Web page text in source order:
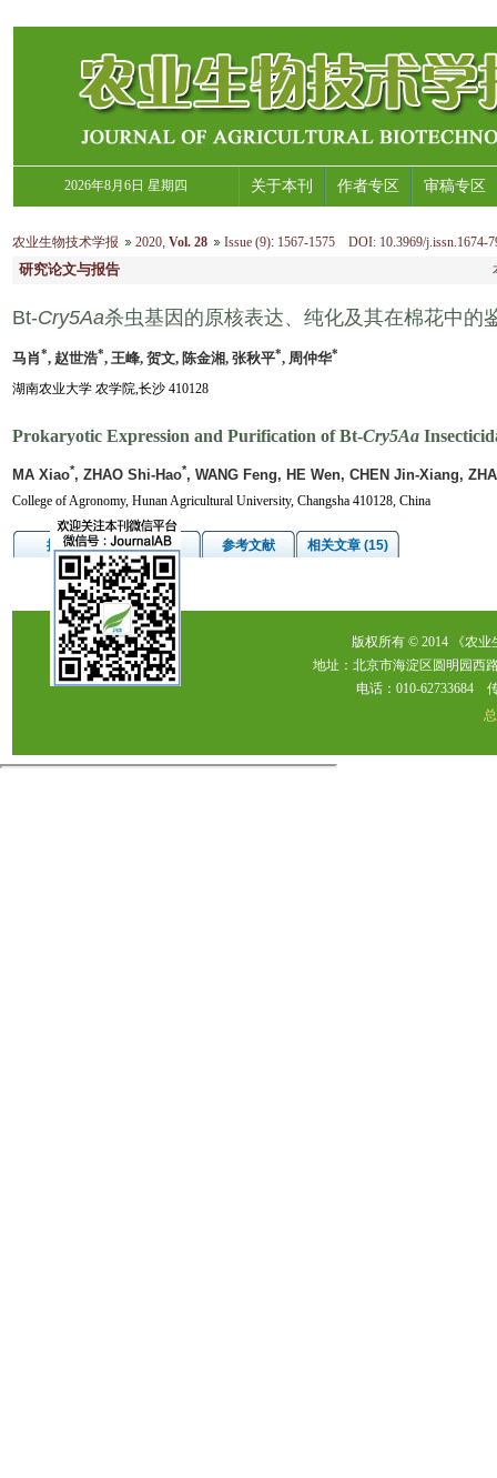
2026年8月6日 星期四 关于本刊 作者专区 审稿专区
农业生物技术学报 2020, Vol. 28 Issue (9):1567-1575 DOI: 10.3969/j.issn.1674-
研究论文与报告
Bt-Cry5Aa杀虫基因的原核表达、纯化及其在棉花中的
马肖*, 赵世浩*, 王峰, 贺文, 陈金湘, 张秋平*, 周仲华*
湖南农业大学 农学院,长沙 410128
Prokaryotic Expression and Purification of Bt-Cry5Aa
MA Xiao*, ZHAO Shi-Hao*, WANG Feng, HE Wen, CHEN Jin-Xiang,
College of Agronomy, Hunan Agricultural University, Changsha 410128, China
摘要 图/表 参考文献 相关文章 (15)
版权所有 © 2014 《农
地址：北京市海淀区圆明园西
电话：010-62733684